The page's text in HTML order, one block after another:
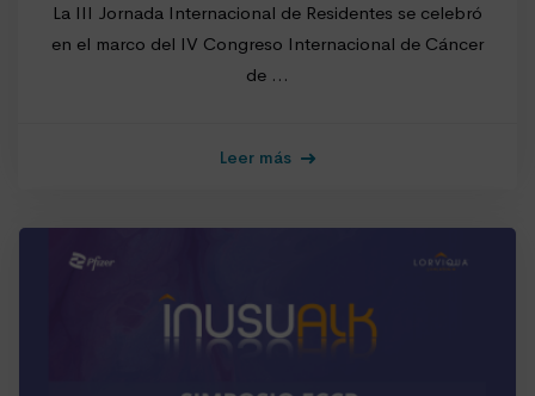
La III Jornada Internacional de Residentes se celebró
en el marco del IV Congreso Internacional de Cáncer
de …
Leer más